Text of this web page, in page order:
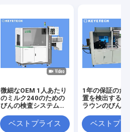
微細なOEM 1人あたり
のミルク240のための
びんの検査システムは
ベストプライス
1年の保証のた
置を検出する特
ラウンのびんの
ベストプラ